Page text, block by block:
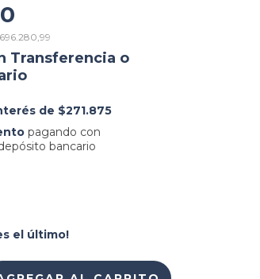
Transferencia o
de $271.875
pagando con
bancario
el último!